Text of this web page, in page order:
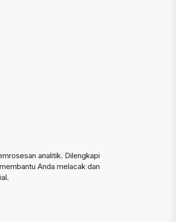
analitik. Dilengkapi
Anda melacak dan